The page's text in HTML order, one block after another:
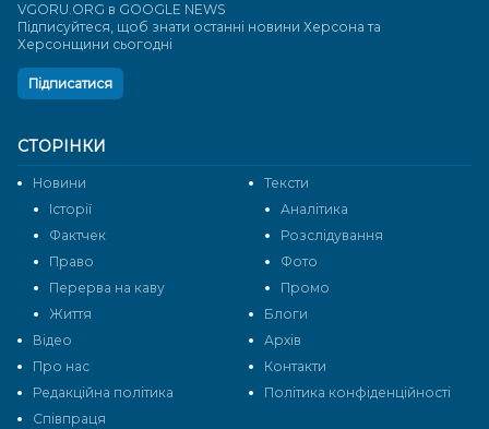
СТОРІНКИ
Новини
Тексти
Історії
Аналітика
Фактчек
Розслідування
Право
Фото
Перерва на каву
Промо
Життя
Блоги
Відео
Архів
Про нас
Контакти
Редакційна політика
Політика конфіденційності
Cпівпраця
VGORU.ORG в GOOGLE NEWS
Підписуйтеся, щоб знати останні новини Херсона та
Херсонщини сьогодні
Підписатися